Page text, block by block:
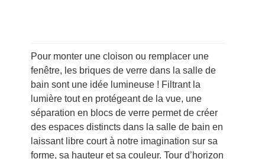
Pour monter une cloison ou remplacer une
fenêtre, les briques de verre dans la salle de
bain sont une idée lumineuse ! Filtrant la
lumière tout en protégeant de la vue, une
séparation en blocs de verre permet de créer
des espaces distincts dans la salle de bain en
laissant libre court à notre imagination sur sa
forme, sa hauteur et sa couleur. Tour d’horizon